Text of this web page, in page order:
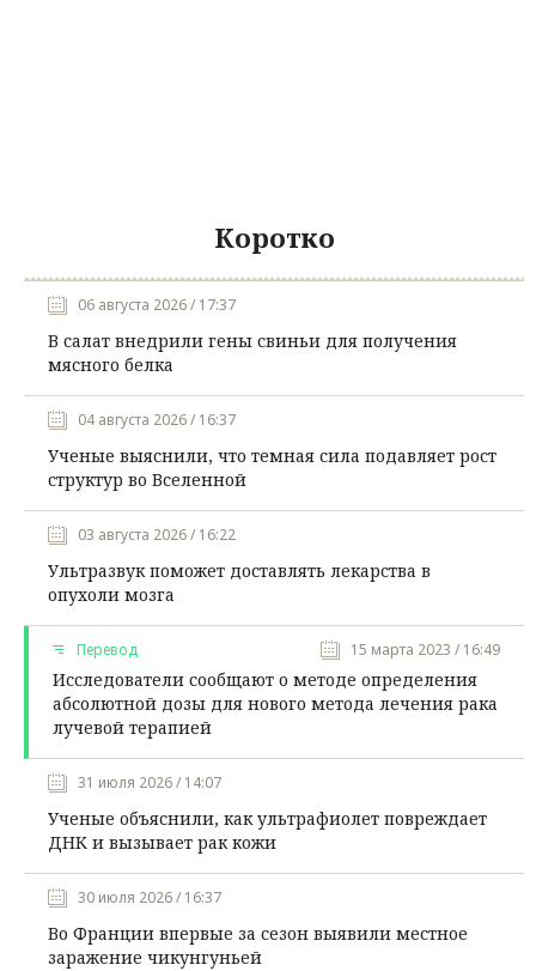
Коротко
06 августа 2026 / 17:37
В салат внедрили гены свиньи для получения
мясного белка
04 августа 2026 / 16:37
Ученые выяснили, что темная сила подавляет рост
структур во Вселенной
03 августа 2026 / 16:22
Ультразвук поможет доставлять лекарства в
опухоли мозга
Перевод 15 марта 2023 / 16:49
Исследователи сообщают о методе определения
абсолютной дозы для нового метода лечения рака
лучевой терапией
31 июля 2026 / 14:07
Ученые объяснили, как ультрафиолет повреждает
ДНК и вызывает рак кожи
30 июля 2026 / 16:37
Во Франции впервые за сезон выявили местное
заражение чикунгуньей